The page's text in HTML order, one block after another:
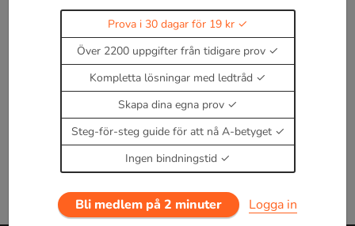
Bra att kunna inom koncentrationer
Kommer snart!
Enbart medlemmar kan kommentera.Prova i 30
dagar för 19 kr.
Logga inellerBli medlem nu
Prova i 30 dagar för 19 kr
Över 2200 uppgifter från tidigare prov
Kompletta lösningar med ledtråd
Skapa dina egna prov
Steg-för-steg guide för att nå A-betyget
Ingen bindningstid
Bli medlem på 2 minuter Logga in